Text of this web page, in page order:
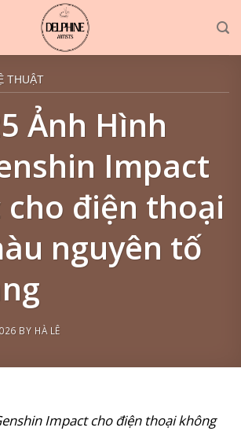
THUẬT
Ảnh Hình
Impact
cho điện thoại
nguyên tố
BY HÀ LÊ
Impact cho điện thoại không